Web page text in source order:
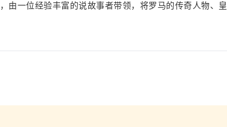
由一位经验丰富的说故事者带领，将罗马的传奇人物、皇